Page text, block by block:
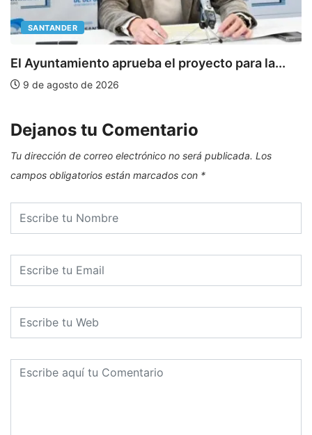
SANTANDER
El Ayuntamiento aprueba el proyecto para la...
9 de agosto de 2026
Dejanos tu Comentario
Tu dirección de correo electrónico no será publicada. Los
campos obligatorios están marcados con *